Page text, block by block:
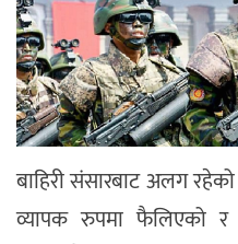
बाहिरी संसारबाट अलग
व्यापक रुपमा फैलिएको